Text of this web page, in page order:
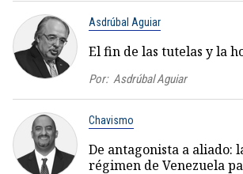
Asdrúbal Aguiar
El fin de las tutelas y la
Por: Asdrúbal Aguiar
Chavismo
De antagonista a aliado:
régimen de Venezuela